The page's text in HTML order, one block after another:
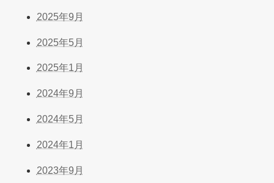
2025年9月
2025年5月
2025年1月
2024年9月
2024年5月
2024年1月
2023年9月